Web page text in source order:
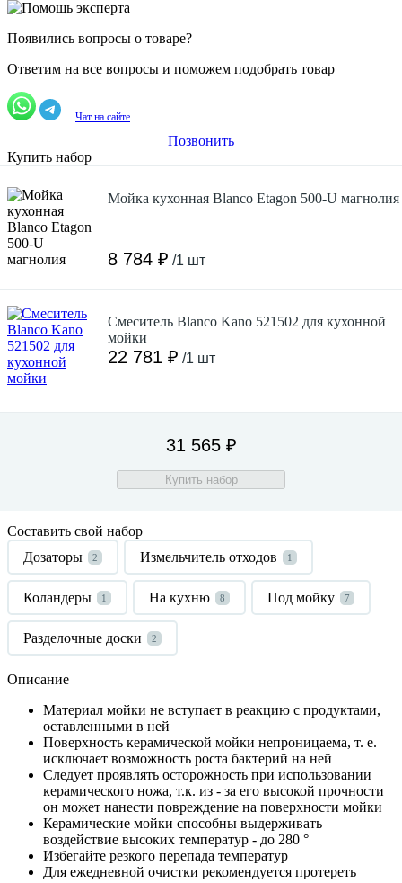
Появились вопросы о товаре?
Ответим на все вопросы и поможем подобрать товар
Чат на сайте
Позвонить
Купить набор
Мойка кухонная Blanco Etagon 500-U магнолия
8 784 ₽ /1 шт
Смеситель Blanco Kano 521502 для кухонной
мойки
22 781 ₽ /1 шт
31 565 ₽
Купить набор
Составить свой набор
Дозаторы
2 Измельчитель отходов 1
Коландеры 1 На кухню 8 Под мойку 7
Разделочные доски 2
Описание
Материал мойки не вступает в реакцию с продуктами,
оставленными в ней
Поверхность керамической мойки непроницаема, т. е.
исключает возможность роста бактерий на ней
Следует проявлять осторожность при использовании
керамического ножа, т.к. из - за его высокой прочности
он может нанести повреждение на поверхности мойки
Керамические мойки способны выдерживать
воздействие высоких температур - до 280 °
Избегайте резкого перепада температур
Для ежедневной очистки рекомендуется протереть